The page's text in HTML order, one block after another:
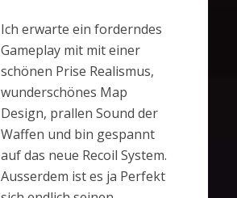
Ich erwarte ein forderndes
Gameplay mit mit einer
schönen Prise Realismus,
wunderschönes Map
Design, prallen Sound der
Waffen und bin gespannt
auf das neue Recoil System.
Ausserdem ist es ja Perfekt